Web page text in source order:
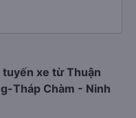
xe từ Thuận
Tháp Chàm - Ninh